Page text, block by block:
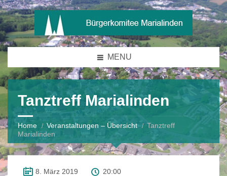
MENU
Tanztreff Marialinden
Home Veranstaltungen – Übersicht
Tanztreff
Marialinden
8. März 2019
20:00